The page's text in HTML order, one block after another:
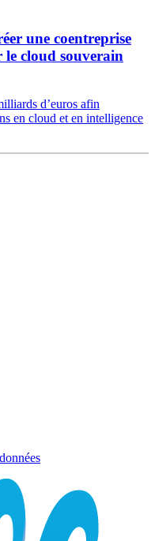
une coentreprise
le cloud souverain
d’euros afin
en cloud et en intelligence